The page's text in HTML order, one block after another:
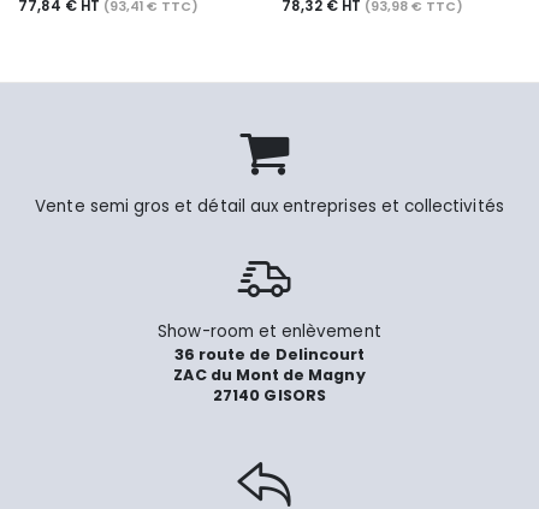
77,84 € HT (93,41 € TTC) 78,32 € HT (93,98 € TTC)
Vente semi gros et détail aux entreprises et collectivités
Show-room et enlèvement
36 route de Delincourt
ZAC du Mont de Magny
27140 GISORS